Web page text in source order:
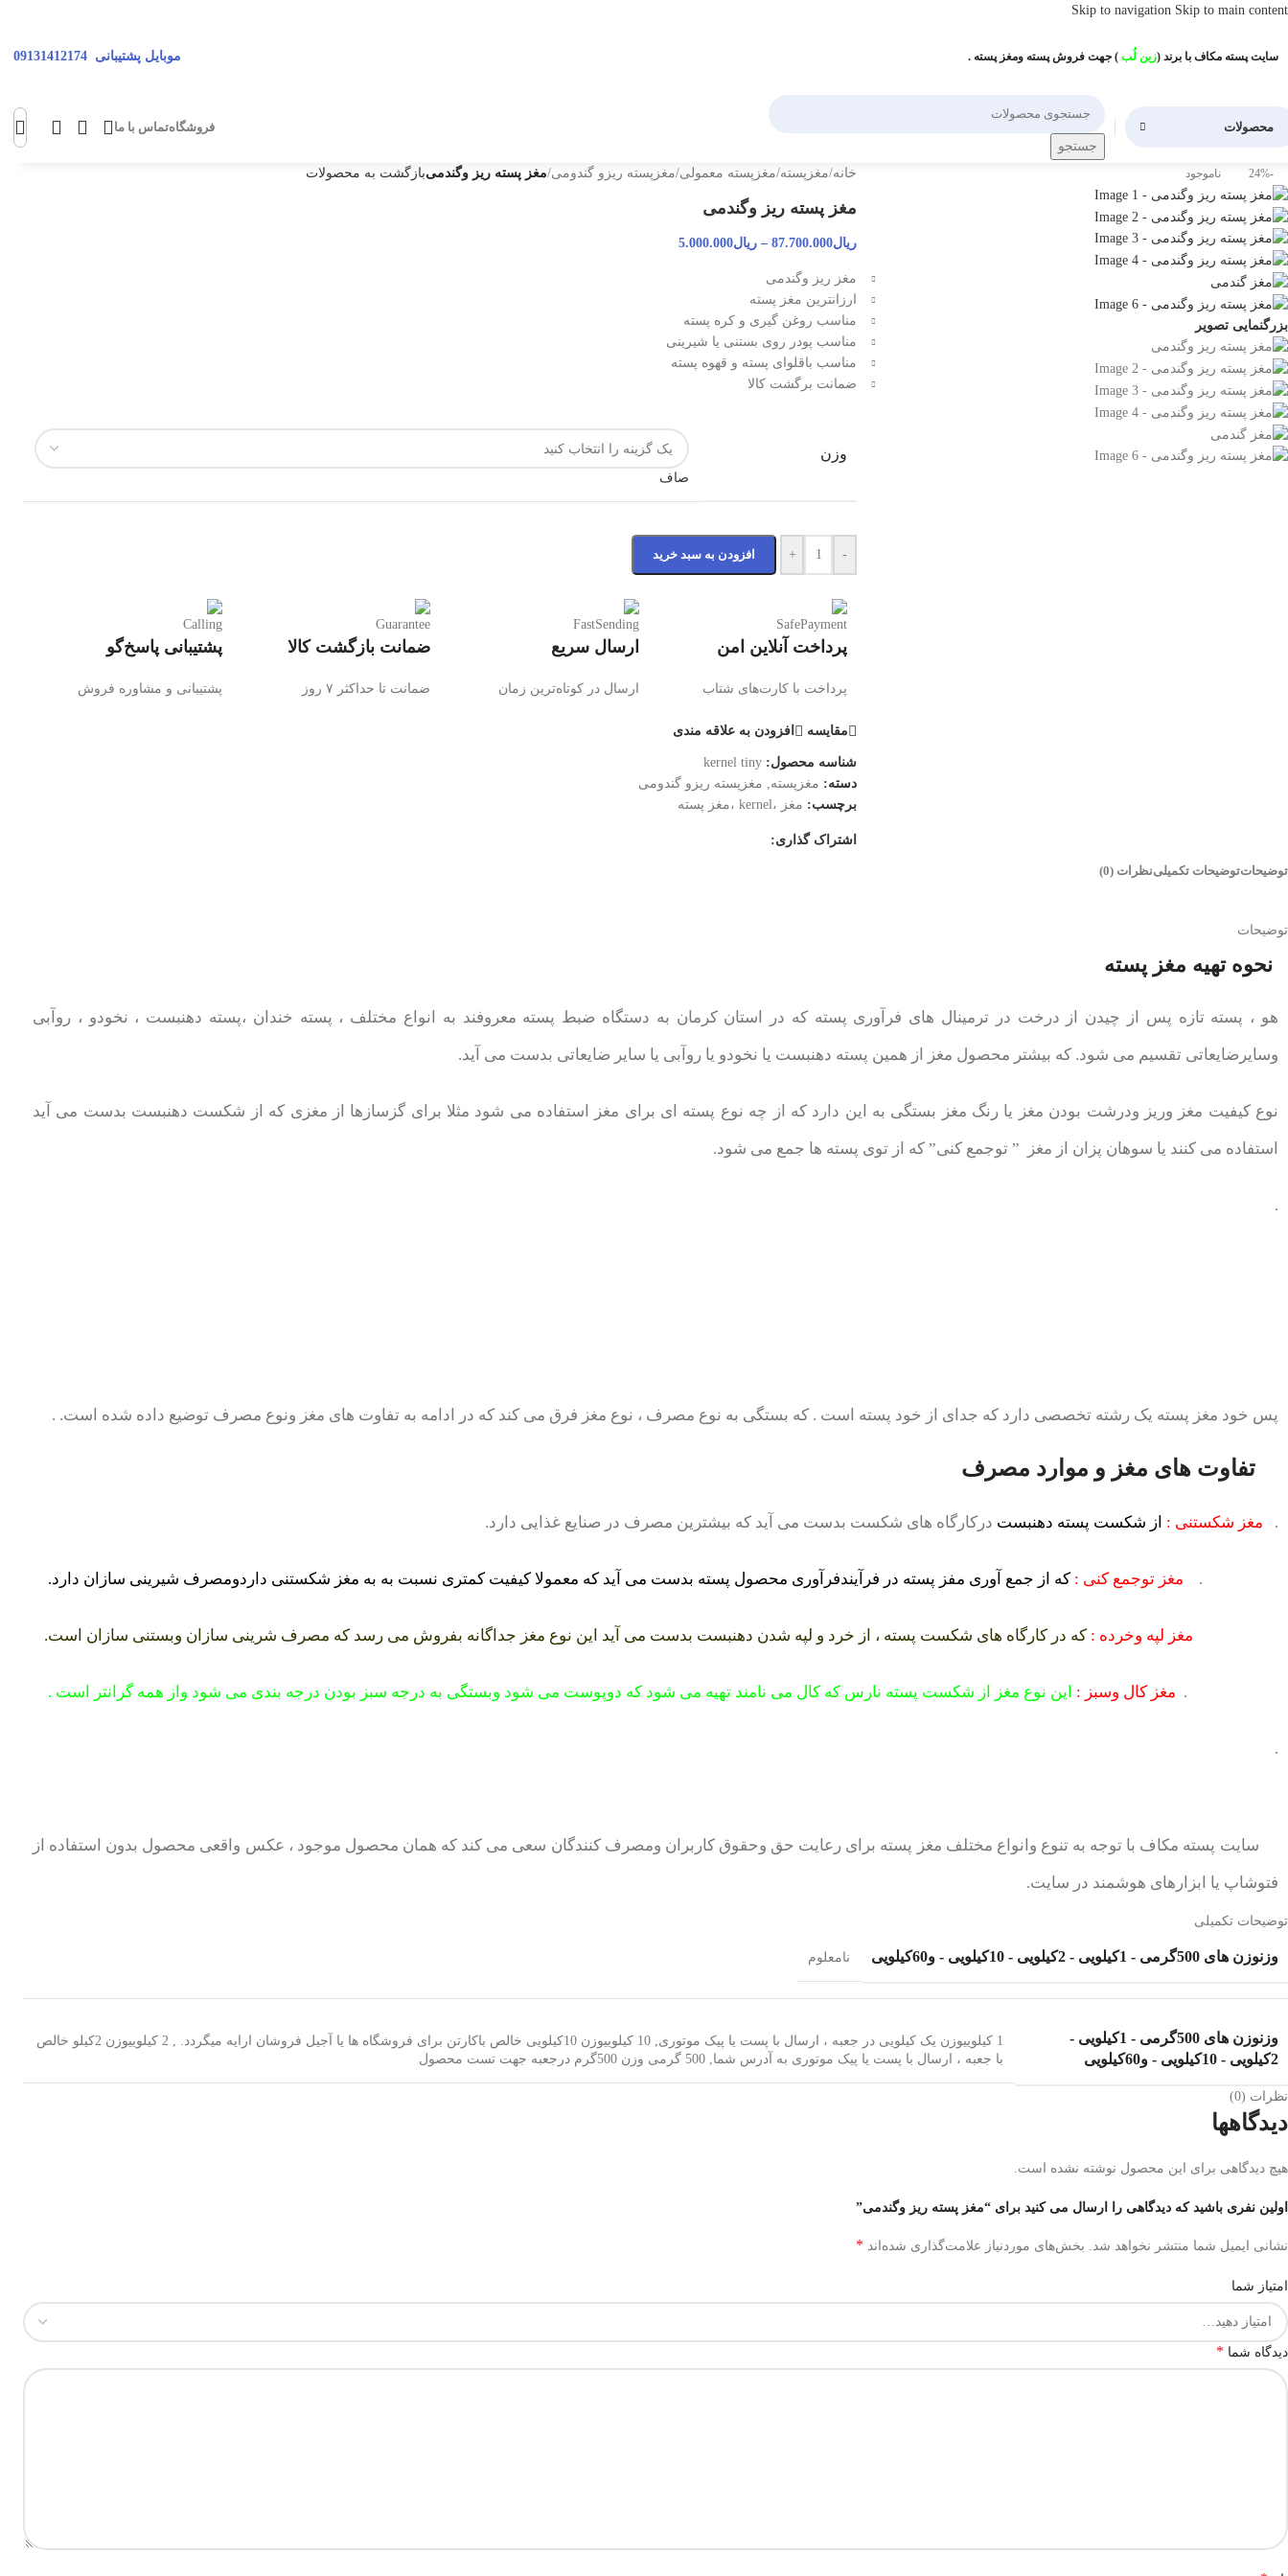
Skip to navigation Skip to main content
سایت پسته مکاف با برند (زین لُب ) جهت فروش پسته ومغز پسته . موبایل پشتیبانی
محصولات
جستجو
فروشگاهتماس با ما
-24% ناموجود
بزرگنمایی تصویر
خانه/مغزپسته/مغزپسته معمولی/مغزپسته ریزو گندومی/مغز پسته ریز وگندمیبازگشت به محصولات
مغز پسته ریز وگندمی
ریال87.700.000
– ریال5.000.000
مغز ریز وگندمی
ارزانترین مغز پسته
مناسب روغن گیری و کره پسته
مناسب پودر روی بستنی یا شیرینی
مناسب باقلوای پسته و قهوه پسته
ضمانت برگشت کالا
وزن
صاف
-
+ افزودن به سبد خرید
پرداخت آنلاین امن
پرداخت با کارت‌های شتاب
ارسال سریع
ارسال در کوتاه‌ترین زمان
ضمانت بازگشت کالا
ضمانت تا حداکثر ۷ روز
پشتیبانی پاسخ‌گو
پشتیبانی و مشاوره فروش
مقایسه افزودن به علاقه مندی
شناسه محصول: kernel tiny
دسته: مغزپسته, مغزپسته ریزو گندومی
برچسب: مغز ،kernel ،مغز پسته
اشتراک گذاری:
توضیحاتتوضیحات تکمیلینظرات (0)
توضیحات
نحوه تهیه مغز پسته
هو ، پسته تازه پس از چیدن از درخت در ترمینال های فرآوری پسته که در استان کرمان به دستگاه ضبط پسته معروفند به انواع مختلف ، پسته خندان ،پسته دهنبست ، نخودو ، روآبی
وسایرضایعاتی تقسیم می شود. که بیشتر محصول مغز از همین پسته دهنبست یا نخودو یا روآبی یا سایر ضایعاتی بدست می آید.
نوع کیفیت مغز وریز ودرشت بودن مغز یا رنگ مغز بستگی به این دارد که از چه نوع پسته ای برای مغز استفاده می شود مثلا برای گزسازها از مغزی که از شکست دهنبست بدست می آید
استفاده می کنند یا سوهان پزان از مغز ” توجمع کنی” که از توی پسته ها جمع می شود.
.
پس خود مغز پسته یک رشته تخصصی دارد که جدای از خود پسته است . که بستگی به نوع مصرف ، نوع مغز فرق می کند که در ادامه به تفاوت های مغز ونوع مصرف توضیع داده شده است. .
تفاوت های مغز و موارد مصرف
. مغز شکستنی : از شکست پسته دهنبست درکارگاه های شکست بدست می آید که بیشترین مصرف در صنایع غذایی دارد.
. مغز توجمع کنی : که از جمع آوری مفز پسته در فرآیندفرآوری محصول پسته بدست می آید که معمولا کیفیت کمتری نسبت به به مغز شکستنی داردومصرف شیرینی سازان دارد.
مغز لپه وخرده : که در کارگاه های شکست پسته ، از خرد و لپه شدن دهنبست بدست می آید این نوع مغز جداگانه بفروش می رسد که مصرف شرینی سازان وبستنی سازان است.
. مغز کال وسبز : این نوع مغز از شکست پسته نارس که کال می نامند تهیه می شود که دوپوست می شود وبستگی به درجه سبز بودن درجه بندی می شود واز همه گرانتر است .
.
سایت پسته مکاف با توجه به تنوع وانواع مختلف مغز پسته برای رعایت حق وحقوق کاربران ومصرف کنندگان سعی می کند که همان محصول موجود ، عکس واقعی محصول بدون استفاده از
فتوشاپ یا ابزارهای هوشمند در سایت.
توضیحات تکمیلی
وزنوزن های 500گرمی - 1کیلویی - 2کیلویی - 10کیلویی - و60کیلویی نامعلوم
وزن
وزن های 500گرمی - 1کیلویی -
2کیلویی - 10کیلویی - و60کیلویی
1 کیلویی وزن یک کیلویی در جعبه ، ارسال با پست یا پیک موتوری 10 کیلویی وزن 10کیلویی خالص باکارتن برای فروشگاه ها یا آجیل فروشان ارایه میگردد. 2 کیلویی
وزن 2کیلو خالص
با جعبه ، ارسال با پست یا پیک موتوری به آدرس شما 500 گرمی وزن 500گرم درجعبه جهت تست محصول
نظرات (0)
دیدگاهها
هیچ دیدگاهی برای این محصول نوشته نشده است.
اولین نفری باشید که دیدگاهی را ارسال می کنید برای “مغز پسته ریز وگندمی”
نشانی ایمیل شما منتشر نخواهد شد. بخش‌های موردنیاز علامت‌گذاری شده‌اند *
امتیاز شما
دیدگاه شما *